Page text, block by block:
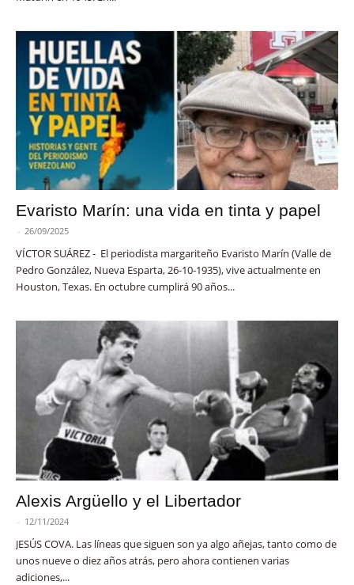
Evaristo Marín: una vida en tinta y papel
- 26/09/2025
VÍCTOR SUÁREZ - El periodista margariteño Evaristo Marín (Valle de
Pedro González, Nueva Esparta, 26-10-1935), vive actualmente en
Houston, Texas. En octubre cumplirá 90 años...
Alexis Argüello y el Libertador
- 12/11/2024
JESÚS COVA. Las líneas que siguen son ya algo añejas, tanto como de
unos nueve o diez años atrás, pero ahora contienen varias
adiciones,...